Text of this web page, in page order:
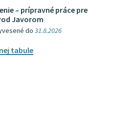
– prípravné práce pre
Javorom
do31.8.2026
tabule